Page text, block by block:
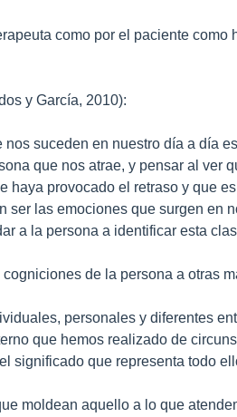
como por el paciente
y García, 2010):
suceden en nuestro día a día
que nos atrae, y pensar al ver
provocado el retraso y que
las emociones que surgen en
a la persona a identificar esta
de la persona a otras
personales y diferentes
que hemos realizado de
que representa todo
moldean aquello a lo que